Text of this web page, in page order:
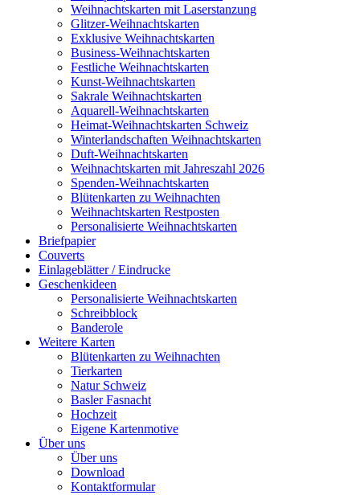
Weihnachtskarten mit Laserstanzung
Glitzer-Weihnachtskarten
Exklusive Weihnachtskarten
Business-Weihnachtskarten
Festliche Weihnachtskarten
Kunst-Weihnachtskarten
Sakrale Weihnachtskarten
Aquarell-Weihnachtskarten
Heimat-Weihnachtskarten Schweiz
Winterlandschaften Weihnachtskarten
Duft-Weihnachtskarten
Weihnachtskarten mit Jahreszahl 2026
Spenden-Weihnachtskarten
Blütenkarten zu Weihnachten
Weihnachtskarten Restposten
Personalisierte Weihnachtskarten
Briefpapier
Couverts
Einlageblätter / Eindrucke
Geschenkideen
Personalisierte Weihnachtskarten
Schreibblock
Banderole
Weitere Karten
Blütenkarten zu Weihnachten
Tierkarten
Natur Schweiz
Basler Fasnacht
Hochzeit
Eigene Kartenmotive
Über uns
Über uns
Download
Kontaktformular